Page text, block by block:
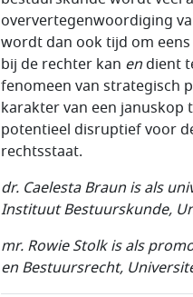
oververtegenwoordiging
wordt dan ook tijd om
bij de rechter kan en dient
fenomeen van strategisch
karakter van een januskop
potentieel disruptief voor
rechtsstaat.
dr. Caelesta Braun is als
Instituut Bestuurskunde,
mr. Rowie Stolk is als
en Bestuursrecht,